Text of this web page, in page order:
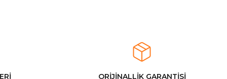
ORİJİNALLİK GARANTİSİ